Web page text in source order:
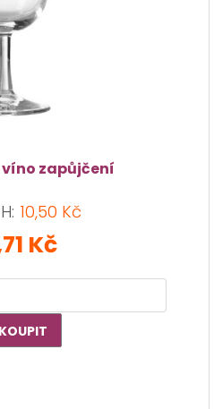
víno zapůjčení
10,50 Kč
Kč